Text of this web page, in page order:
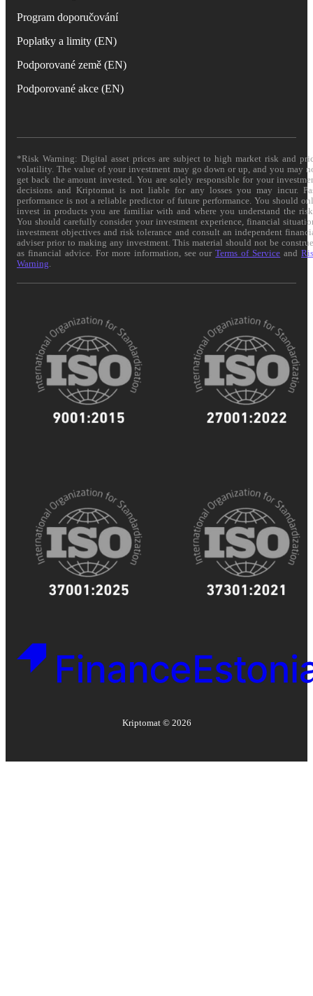
Program doporučování
Poplatky a limity (EN)
Podporované země (EN)
Podporované akce (EN)
*Risk Warning: Digital asset prices are subject to high market risk and
volatility. The value of your investment may go down or up, and you may
get back the amount invested. You are solely responsible for your
decisions and Kriptomat is not liable for any losses you may incur.
performance is not a reliable predictor of future performance. You should
invest in products you are familiar with and where you understand the
You should carefully consider your investment experience, financial
investment objectives and risk tolerance and consult an independent
adviser prior to making any investment. This material should not be
as financial advice. For more information, see ourTerms of Service and
Warning
Kriptomat © 2026